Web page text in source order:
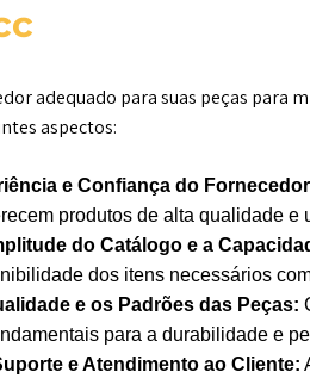
adequado para suas peças para
aspectos:
e Confiança do
produtos de alta qualidade e
do Catálogo e a
dos itens necessários
e os Padrões das Peças:
para a durabilidade e
e Atendimento ao Cliente: